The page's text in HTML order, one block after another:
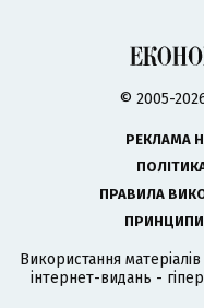
© 2005-
РЕКЛАМА
ПРАВИЛА
ПРИНЦИПИ
Використання
інтернет-видань -